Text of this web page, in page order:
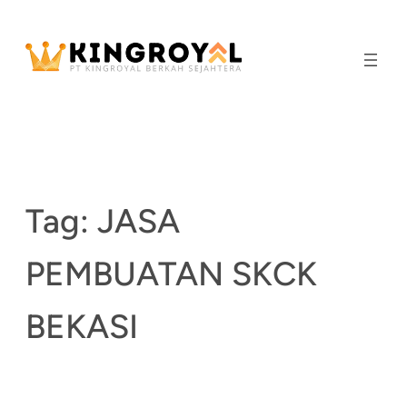
content
Tag: JASA
PEMBUATAN SKCK
BEKASI